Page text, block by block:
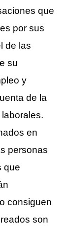
que
por sus
de las
su
y
de la
en
personas
que
consiguen
son